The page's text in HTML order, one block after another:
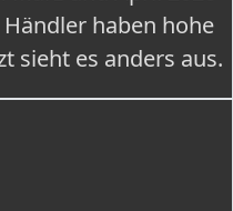
haben hohe
sieht es anders aus.